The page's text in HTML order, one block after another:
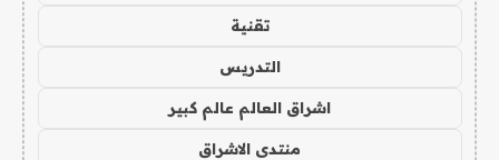
تقنية
التدريس
اشراق العالم عالم كبير
منتدى الاشراق